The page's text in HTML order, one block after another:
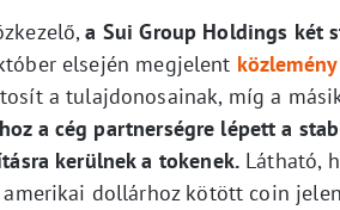
a Sui Group Holdings két
elsején megjelent
a tulajdonosainak, míg a
a cég partnerségre lépett a
kerülnek a tokenek. Látható,
dollárhoz kötött coin